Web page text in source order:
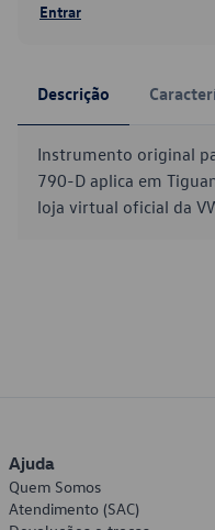
Entrar
Descrição
Instrumento original
790-D aplica em
loja virtual oficial da
Ajuda
Quem Somos
Atendimento (SAC)